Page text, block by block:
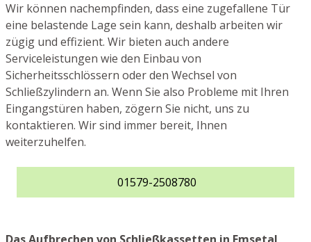
Wir können nachempfinden, dass eine zugefallene Tür
eine belastende Lage sein kann, deshalb arbeiten wir
zügig und effizient. Wir bieten auch andere
Serviceleistungen wie den Einbau von
Sicherheitsschlössern oder den Wechsel von
Schließzylindern an. Wenn Sie also Probleme mit Ihren
Eingangstüren haben, zögern Sie nicht, uns zu
kontaktieren. Wir sind immer bereit, Ihnen
weiterzuhelfen.
01579-2508780